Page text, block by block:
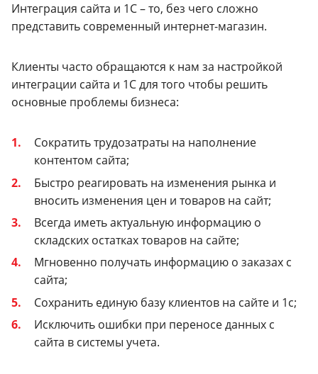
Интеграция сайта и 1С – то, без чего сложно
представить современный интернет-магазин.
Клиенты часто обращаются к нам за настройкой
интеграции сайта и 1С для того чтобы решить
основные проблемы бизнеса:
Сократить трудозатраты на наполнение
контентом сайта;
Быстро реагировать на изменения рынка и
вносить изменения цен и товаров на сайт;
Всегда иметь актуальную информацию о
складских остатках товаров на сайте;
Мгновенно получать информацию о заказах с
сайта;
Сохранить единую базу клиентов на сайте и 1с;
Исключить ошибки при переносе данных с
сайта в системы учета.